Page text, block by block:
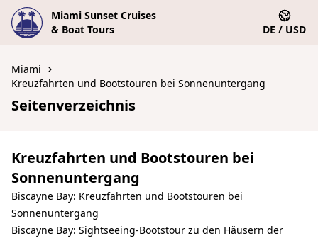
Miami Sunset Cruises
& Boat Tours
DE / USD
Miami
Kreuzfahrten und Bootstouren bei Sonnenuntergang
Seitenverzeichnis
Kreuzfahrten und Bootstouren bei
Sonnenuntergang
Biscayne Bay: Kreuzfahrten und Bootstouren bei
Sonnenuntergang
Biscayne Bay: Sightseeing-Bootstour zu den Häusern der